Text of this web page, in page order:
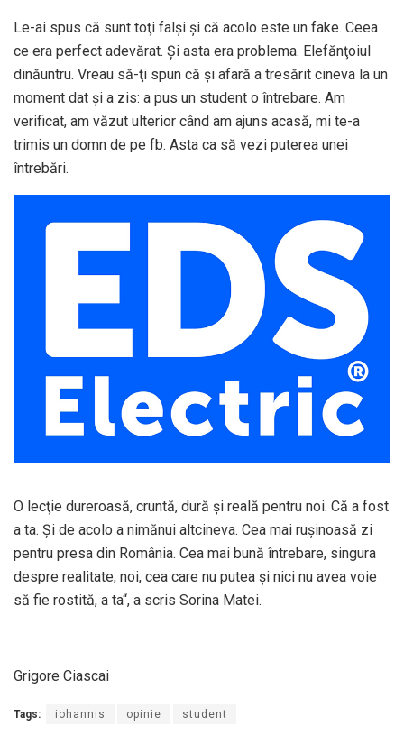
Le-ai spus că sunt toţi falşi şi că acolo este un fake. Ceea
ce era perfect adevărat. Şi asta era problema. Elefănţoiul
dinăuntru. Vreau să-ţi spun că şi afară a tresărit cineva la un
moment dat şi a zis: a pus un student o întrebare. Am
verificat, am văzut ulterior când am ajuns acasă, mi te-a
trimis un domn de pe fb. Asta ca să vezi puterea unei
întrebări.
O lecţie dureroasă, cruntă, dură şi reală pentru noi. Că a fost
a ta. Şi de acolo a nimănui altcineva. Cea mai ruşinoasă zi
pentru presa din România. Cea mai bună întrebare, singura
despre realitate, noi, cea care nu putea şi nici nu avea voie
să fie rostită, a ta“, a scris Sorina Matei.
Grigore Ciascai
Tags: iohannis opinie student